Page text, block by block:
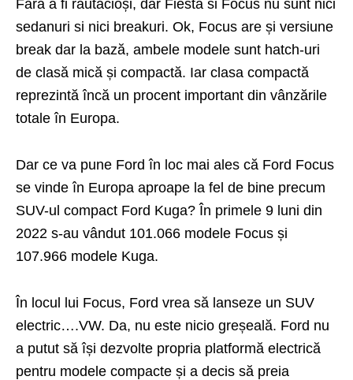
Fără a fi răutăcioși, dar Fiesta si Focus nu sunt nici
sedanuri si nici breakuri. Ok, Focus are și versiune
break dar la bază, ambele modele sunt hatch-uri
de clasă mică și compactă. Iar clasa compactă
reprezintă încă un procent important din vânzările
totale în Europa.
Dar ce va pune Ford în loc mai ales că Ford Focus
se vinde în Europa aproape la fel de bine precum
SUV-ul compact Ford Kuga? În primele 9 luni din
2022 s-au vândut 101.066 modele Focus și
107.966 modele Kuga.
În locul lui Focus, Ford vrea să lanseze un SUV
electric….VW. Da, nu este nicio greșeală. Ford nu
a putut să își dezvolte propria platformă electrică
pentru modele compacte și a decis să preia